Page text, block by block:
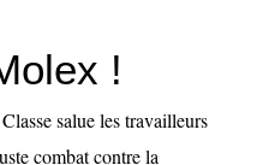
!
salue les travailleurs
combat contre la